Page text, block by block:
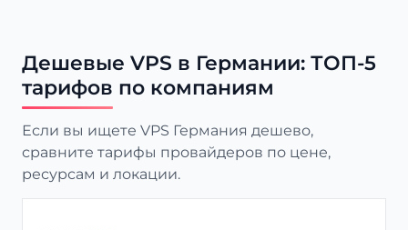
Дешевые VPS в Германии: ТОП-5
тарифов по компаниям
Если вы ищете VPS Германия дешево,
сравните тарифы провайдеров по цене,
ресурсам и локации.